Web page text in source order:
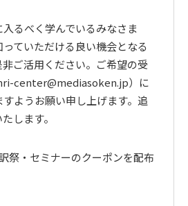
るべく学んでいるみなさま
ていただける良い機会となる
ご活用ください。ご希望の受
center@mediasoken.jp）に
ようお願い申し上げます。追
します。
祭・セミナーのクーポンを配布